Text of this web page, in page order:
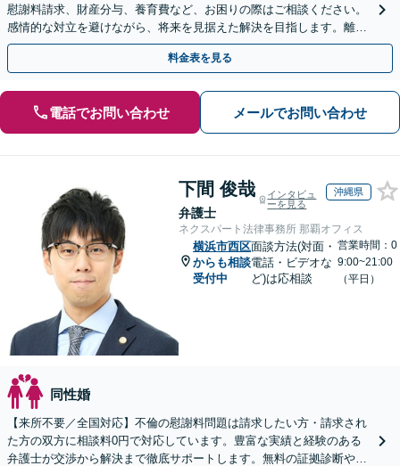
慰謝料請求、財産分与、養育費など、お困りの際はご相談ください。
感情的な対立を避けながら、将来を見据えた解決を目指します。離婚
するか悩んでいる段階でもお気軽にご連絡ください。
料金表を見る
電話でお問い合わせ メールでお問い合わせ
下間 俊哉
弁護士
インタビュ
ーを見る
沖縄県
ネクスパート法律事務所 那覇オフィス
横浜市西区
からも相談
受付中
面談方法(対面・
電話・ビデオな
ど)は応相談
営業時間：0
9:00~21:00
（平日）
同性婚
【来所不要／全国対応】不倫の慰謝料問題は請求したい方・請求され
た方の双方に相談料0円で対応しています。豊富な実績と経験のある
弁護士が交渉から解決まで徹底サポートします。無料の証拠診断や着